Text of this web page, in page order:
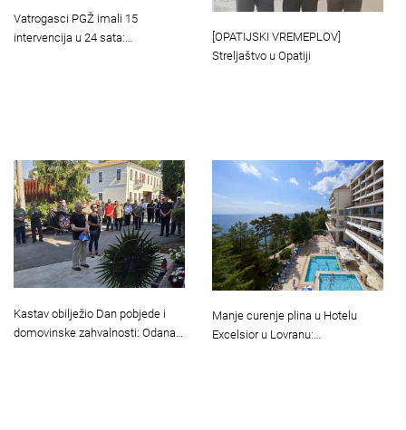
Vatrogasci PGŽ imali 15
intervencija u 24 sata:…
[OPATIJSKI VREMEPLOV]
Streljaštvo u Opatiji
Kastav obilježio Dan pobjede i
domovinske zahvalnosti: Odana…
Manje curenje plina u Hotelu
Excelsior u Lovranu:…